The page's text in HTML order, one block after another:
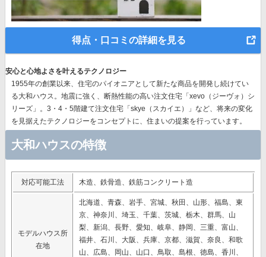
得点・口コミの詳細を見る
安心と心地よさを叶えるテクノロジー
1955年の創業以来、 住宅のパイオニア として新たな商品を開発し続けてい
る大和ハウス。地震に強く、断熱性能の高い注文住宅「xevo（ジーヴォ）シ
リーズ」。3・4・5階建て注文住宅「skye（スカイエ）」など、 将来の変化
を見据えたテクノロジーをコンセプトに、住まいの提案を行っています。
大和ハウスの特徴
対応可能工法 木造、鉄骨造、鉄筋コンクリート造
モデルハウス所
在地
北海道、青森、岩手、宮城、秋田、山形、福島、東
京、神奈川、埼玉、千葉、茨城、栃木、群馬、山
梨、新潟、長野、愛知、岐阜、静岡、三重、富山、
福井、石川、大阪、兵庫、京都、滋賀、奈良、和歌
山、広島、岡山、山口、鳥取、島根、徳島、香川、